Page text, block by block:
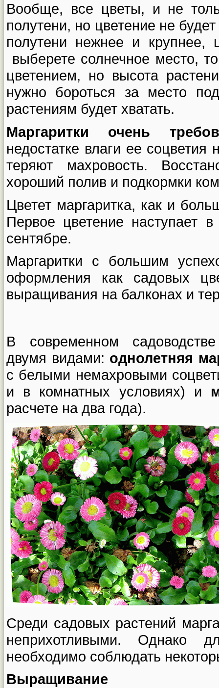
Вообще, все цветы, и не
полутени, но цветение не
полутени нежнее и
выберете солнечное место,
цветением, но высота
нужно бороться за место
растениям будет хватать.
Маргаритки очень
недостатке влаги ее соцветия
теряют махровость.
хороший полив и подкормки
Цветет маргаритка, как и
Первое цветение
сентябре.
Маргаритки с большим
оформления как садовых
выращивания на балконах и
В современном
двумя видами: однолетняя
с белыми немахровыми
и в комнатных условиях) и
расчете на два года).
Среди садовых растений
неприхотливыми. Однако
необходимо соблюдать
Выращивание